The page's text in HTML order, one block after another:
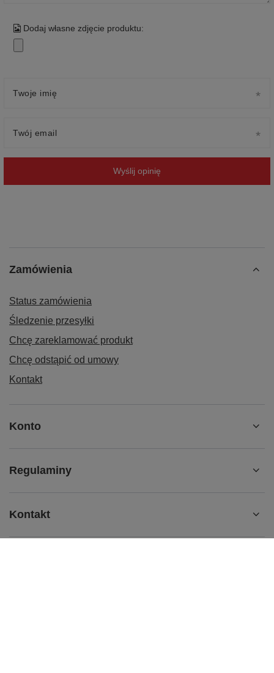
Dodaj własne zdjęcie produktu:
Twoje imię
Twój email
Wyślij opinię
Zamówienia
Status zamówienia
Śledzenie przesyłki
Chcę zareklamować produkt
Chcę odstąpić od umowy
Kontakt
Konto
Regulaminy
Kontakt